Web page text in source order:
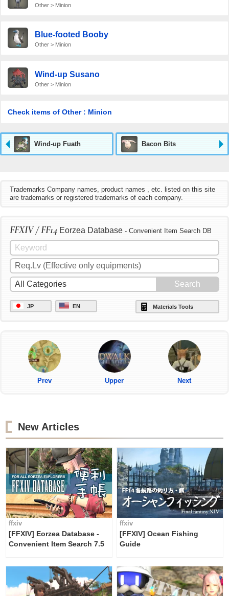
Other > Minion
Blue-footed Booby
Other > Minion
Wind-up Susano
Other > Minion
Check items of Other : Minion
Wind-up Fuath Bacon Bits
Trademarks Company names, product names , etc. listed on this site
are trademarks or registered trademarks of each company.
FFXIV / FF14 Eorzea Database - Convenient Item Search DB
JP EN Materials Tools
Prev Upper Next
New Articles
ffxiv
[FFXIV] Eorzea Database -
Convenient Item Search 7.5
ffxiv
[FFXIV] Ocean Fishing
Guide